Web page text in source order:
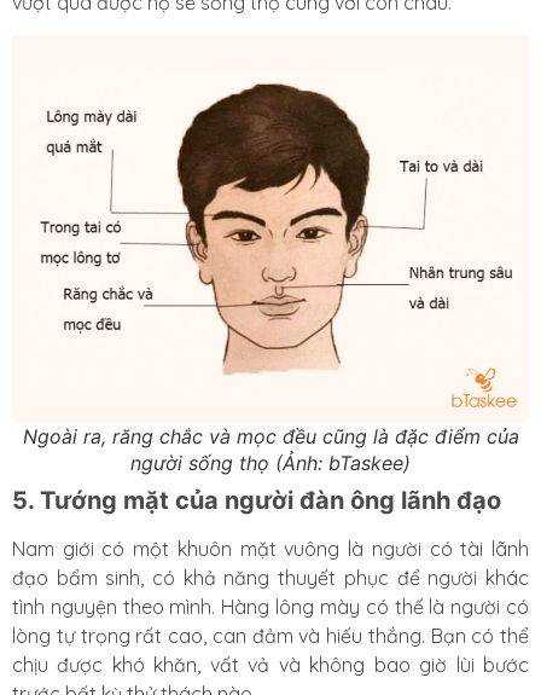
Ngoài ra, răng chắc và mọc đều cũng là đặc điểm của
người sống thọ (Ảnh: bTaskee)
5. Tướng mặt của người đàn ông lãnh đạo
Nam giới có một khuôn mặt vuông là người có tài lãnh
đạo bẩm sinh, có khả năng thuyết phục để người khác
tình nguyện theo mình. Hàng lông mày có thế là người có
lòng tự trọng rất cao, can đảm và hiếu thắng. Bạn có thể
chịu được khó khăn, vất vả và không bao giờ lùi bước